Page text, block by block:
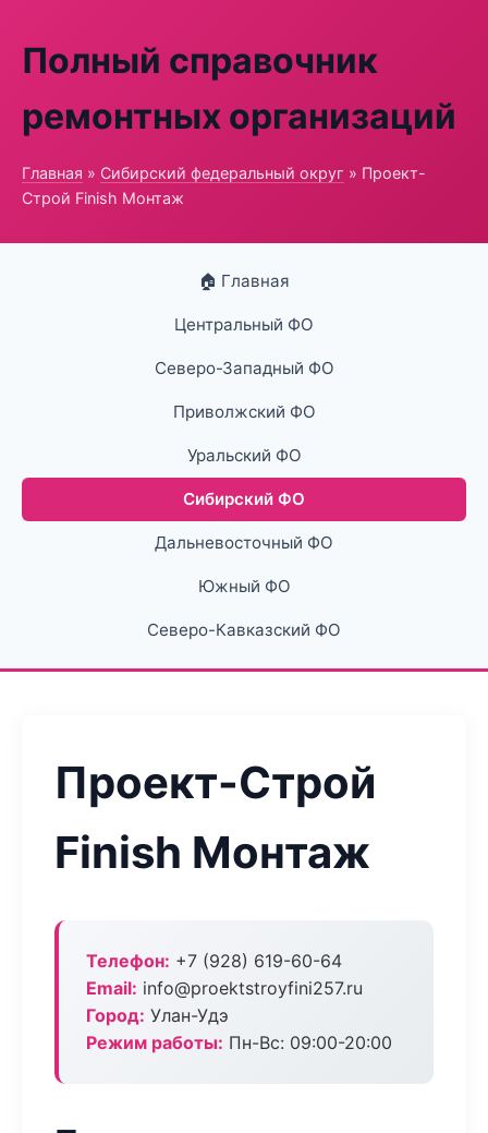
Полный справочник
ремонтных организаций
Главная » Сибирский федеральный округ » Проект-
Строй Finish Монтаж
🏠 Главная
Центральный ФО
Северо-Западный ФО
Приволжский ФО
Уральский ФО
Сибирский ФО
Дальневосточный ФО
Южный ФО
Северо-Кавказский ФО
Проект-Строй
Finish Монтаж
Телефон: +7 (928) 619-60-64
Email: info@proektstroyfini257.ru
Город: Улан-Удэ
Режим работы: Пн-Вс: 09:00-20:00